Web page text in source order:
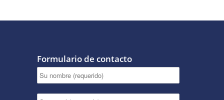
Formulario de contacto